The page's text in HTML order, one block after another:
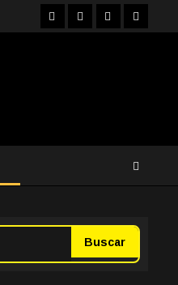
FacebookInstagram
YouTubeTwitter
Buscar